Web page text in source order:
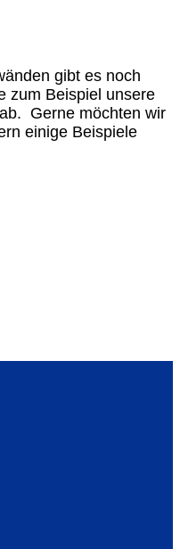
gibt es noch
zum Beispiel unsere
Gerne möchten wir
einige Beispiele